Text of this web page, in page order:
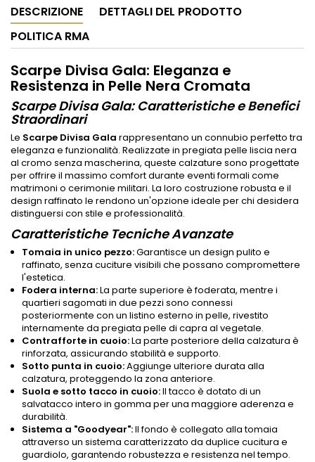
DESCRIZIONE
DETTAGLI DEL PRODOTTO
POLITICA RMA
Scarpe Divisa Gala: Eleganza e
Resistenza in Pelle Nera Cromata
Scarpe Divisa Gala: Caratteristiche e Benefici
Straordinari
Le Scarpe Divisa Gala rappresentano un connubio perfetto tra
eleganza e funzionalità. Realizzate in pregiata pelle liscia nera
al cromo senza mascherina, queste calzature sono progettate
per offrire il massimo comfort durante eventi formali come
matrimoni o cerimonie militari. La loro costruzione robusta e il
design raffinato le rendono un'opzione ideale per chi desidera
distinguersi con stile e professionalità.
Caratteristiche Tecniche Avanzate
Tomaia in unico pezzo:Garantisce un design pulito e
raffinato, senza cuciture visibili che possano compromettere
l'estetica.
Fodera interna:La parte superiore è foderata, mentre i
quartieri sagomati in due pezzi sono connessi
posteriormente con un listino esterno in pelle, rivestito
internamente da pregiata pelle di capra al vegetale.
Contrafforte in cuoio:La parte posteriore della calzatura è
rinforzata, assicurando stabilità e supporto.
Sotto punta in cuoio:Aggiunge ulteriore durata alla
calzatura, proteggendo la zona anteriore.
Suola e sotto tacco in cuoio:Il tacco è dotato di un
salvatacco intero in gomma per una maggiore aderenza e
durabilità.
Sistema a "Goodyear":Il fondo è collegato alla tomaia
attraverso un sistema caratterizzato da duplice cucitura e
guardiolo, garantendo robustezza e resistenza nel tempo.